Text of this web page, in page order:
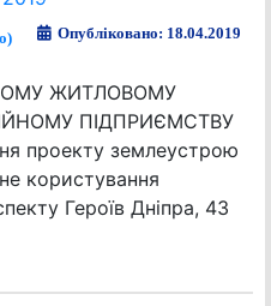
Опубліковано: 18.04.2019
ЖИТЛОВОМУ
ПІДПРИЄМСТВУ
проекту землеустрою
користування
Героїв Дніпра, 43